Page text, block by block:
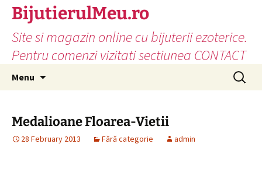
Skip
content
BijutierulMeu.ro
Site si magazin online cu bijuterii ezoterice.
Pentru comenzi vizitati sectiunea CONTACT
Menu
Search
for:
Medalioane Floarea-Vietii
28 February 2013 Fără categorie admin